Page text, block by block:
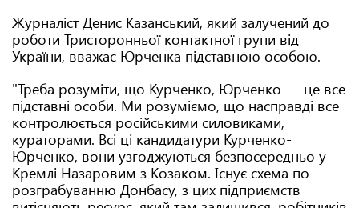
Журналіст Денис Казанський, який залучений до
роботи Тристоронньої контактної групи від
України, вважає Юрченка підставною особою.
"Треба розуміти, що Курченко, Юрченко — це все
підставні особи. Ми розуміємо, що насправді все
контролюється російськими силовиками,
кураторами. Всі ці кандидатури Курченко-
Юрченко, вони узгоджуються безпосередньо у
Кремлі Назаровим з Козаком. Існує схема по
розграбуванню Донбасу, з цих підприємств